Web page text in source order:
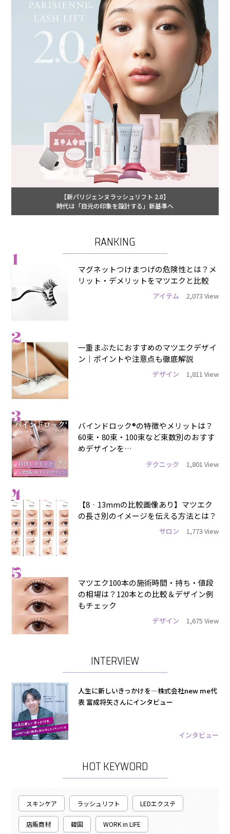
【新パリジェンヌラッシュリフト 2.0】
時代は「目元の印象を設計する」新基準へ
RANKING
1
マグネットつけまつげの危険性とは？メ
リット・デメリットをマツエクと比較
アイテム 2,073 View
2
一重まぶたにおすすめのマツエクデザイ
ン｜ポイントや注意点も徹底解説
デザイン 1,811 View
3
バインドロック®の特徴やメリットは？
60束・80束・100束など束数別のおすす
めデザインを…
テクニック 1,801 View
4
【8‐13mmの比較画像あり】マツエク
の長さ別のイメージを伝える方法とは？
サロン 1,773 View
5
マツエク100本の施術時間・持ち・値段
の相場は？120本との比較＆デザイン例
もチェック
デザイン 1,675 View
INTERVIEW
人生に新しいきっかけを―株式会社new me代
表 富成将矢さんにインタビュー
インタビュー
HOT KEYWORD
スキンケア ラッシュリフト LEDエクステ
店販商材 韓国 WORK in LIFE